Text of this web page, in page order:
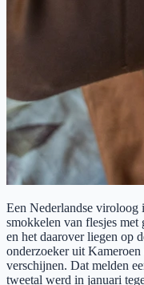
Een Nederlandse viroloog
smokkelen van flesjes
en het daarover liegen op
onderzoeker uit
verschijnen. Dat melden
tweetal werd in januari